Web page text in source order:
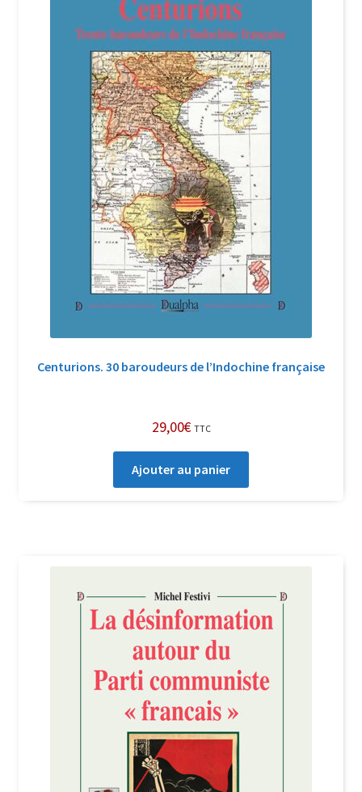
Centurions. 30 baroudeurs de l’Indochine française
29,00€ TTC
Ajouter au panier